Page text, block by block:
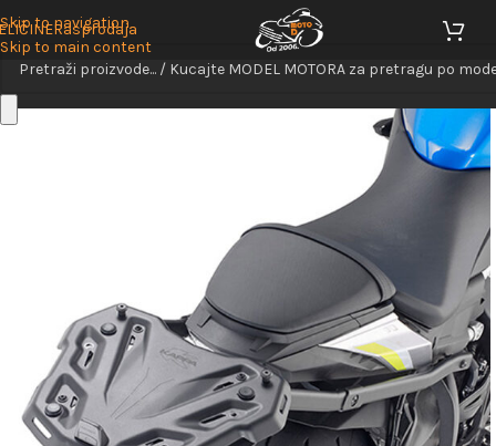
Skip to navigation
Skip to main content
Rasprodaja